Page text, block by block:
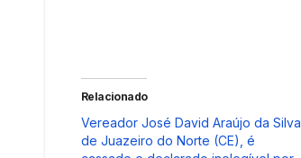
Relacionado
Vereador José David Araújo da Silva,
de Juazeiro do Norte (CE), é